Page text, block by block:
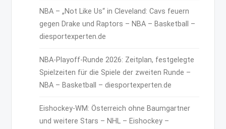
NBA – „Not Like Us“ in Cleveland: Cavs feuern
gegen Drake und Raptors – NBA – Basketball –
diesportexperten.de
NBA-Playoff-Runde 2026: Zeitplan, festgelegte
Spielzeiten für die Spiele der zweiten Runde –
NBA – Basketball – diesportexperten.de
Eishockey-WM: Österreich ohne Baumgartner
und weitere Stars – NHL – Eishockey –